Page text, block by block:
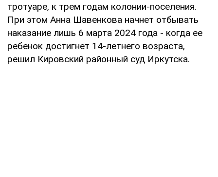
тротуаре, к трем годам колонии-поселения.
При этом Анна Шавенкова начнет отбывать
наказание лишь 6 марта 2024 года - когда ее
ребенок достигнет 14-летнего возраста,
решил Кировский районный суд Иркутска.